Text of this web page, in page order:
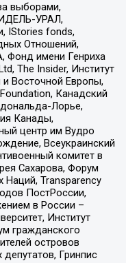
выборами,
УРАЛ,
IStories fonds,
Отношений,
имени Генриха
The Insider, Институт
Восточной Европы,
Канадский
Лорье,
Канады,
центр им Вудро
Всеукраинский
комитет в
Сахарова, Форум
Наций, Transparеncy
ПостРоссии,
в России –
Институт
гражданского
островов
Гринпис